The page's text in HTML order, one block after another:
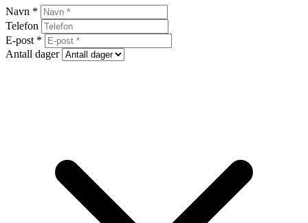
Navn *
Telefon
E-post *
Antall dager